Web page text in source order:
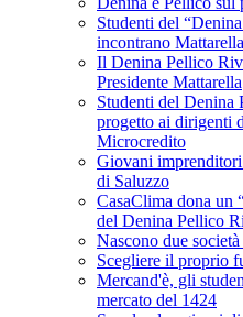
Studenti del
incontrano Mattarella
Il Denina Pellico
Presidente Mattarella
Studenti del Denina
progetto ai dirigenti
Microcredito
Giovani
di Saluzzo
CasaClima dona un
del Denina Pellico
Nascono due
Scegliere il proprio
Mercand'è, gli
mercato del 1424